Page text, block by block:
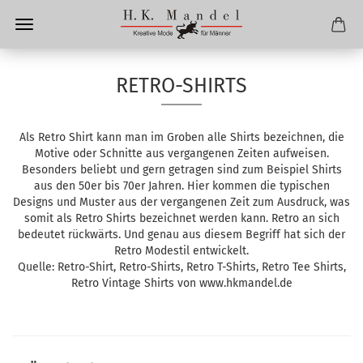
RETRO-SHIRTS
Als Retro Shirt kann man im Groben alle Shirts bezeichnen, die
Motive oder Schnitte aus vergangenen Zeiten aufweisen.
Besonders beliebt und gern getragen sind zum Beispiel Shirts
aus den 50er bis 70er Jahren. Hier kommen die typischen
Designs und Muster aus der vergangenen Zeit zum Ausdruck, was
somit als Retro Shirts bezeichnet werden kann. Retro an sich
bedeutet rückwärts. Und genau aus diesem Begriff hat sich der
Retro Modestil entwickelt.
Quelle: Retro-Shirt, Retro-Shirts, Retro T-Shirts, Retro Tee Shirts,
Retro Vintage Shirts von www.hkmandel.de